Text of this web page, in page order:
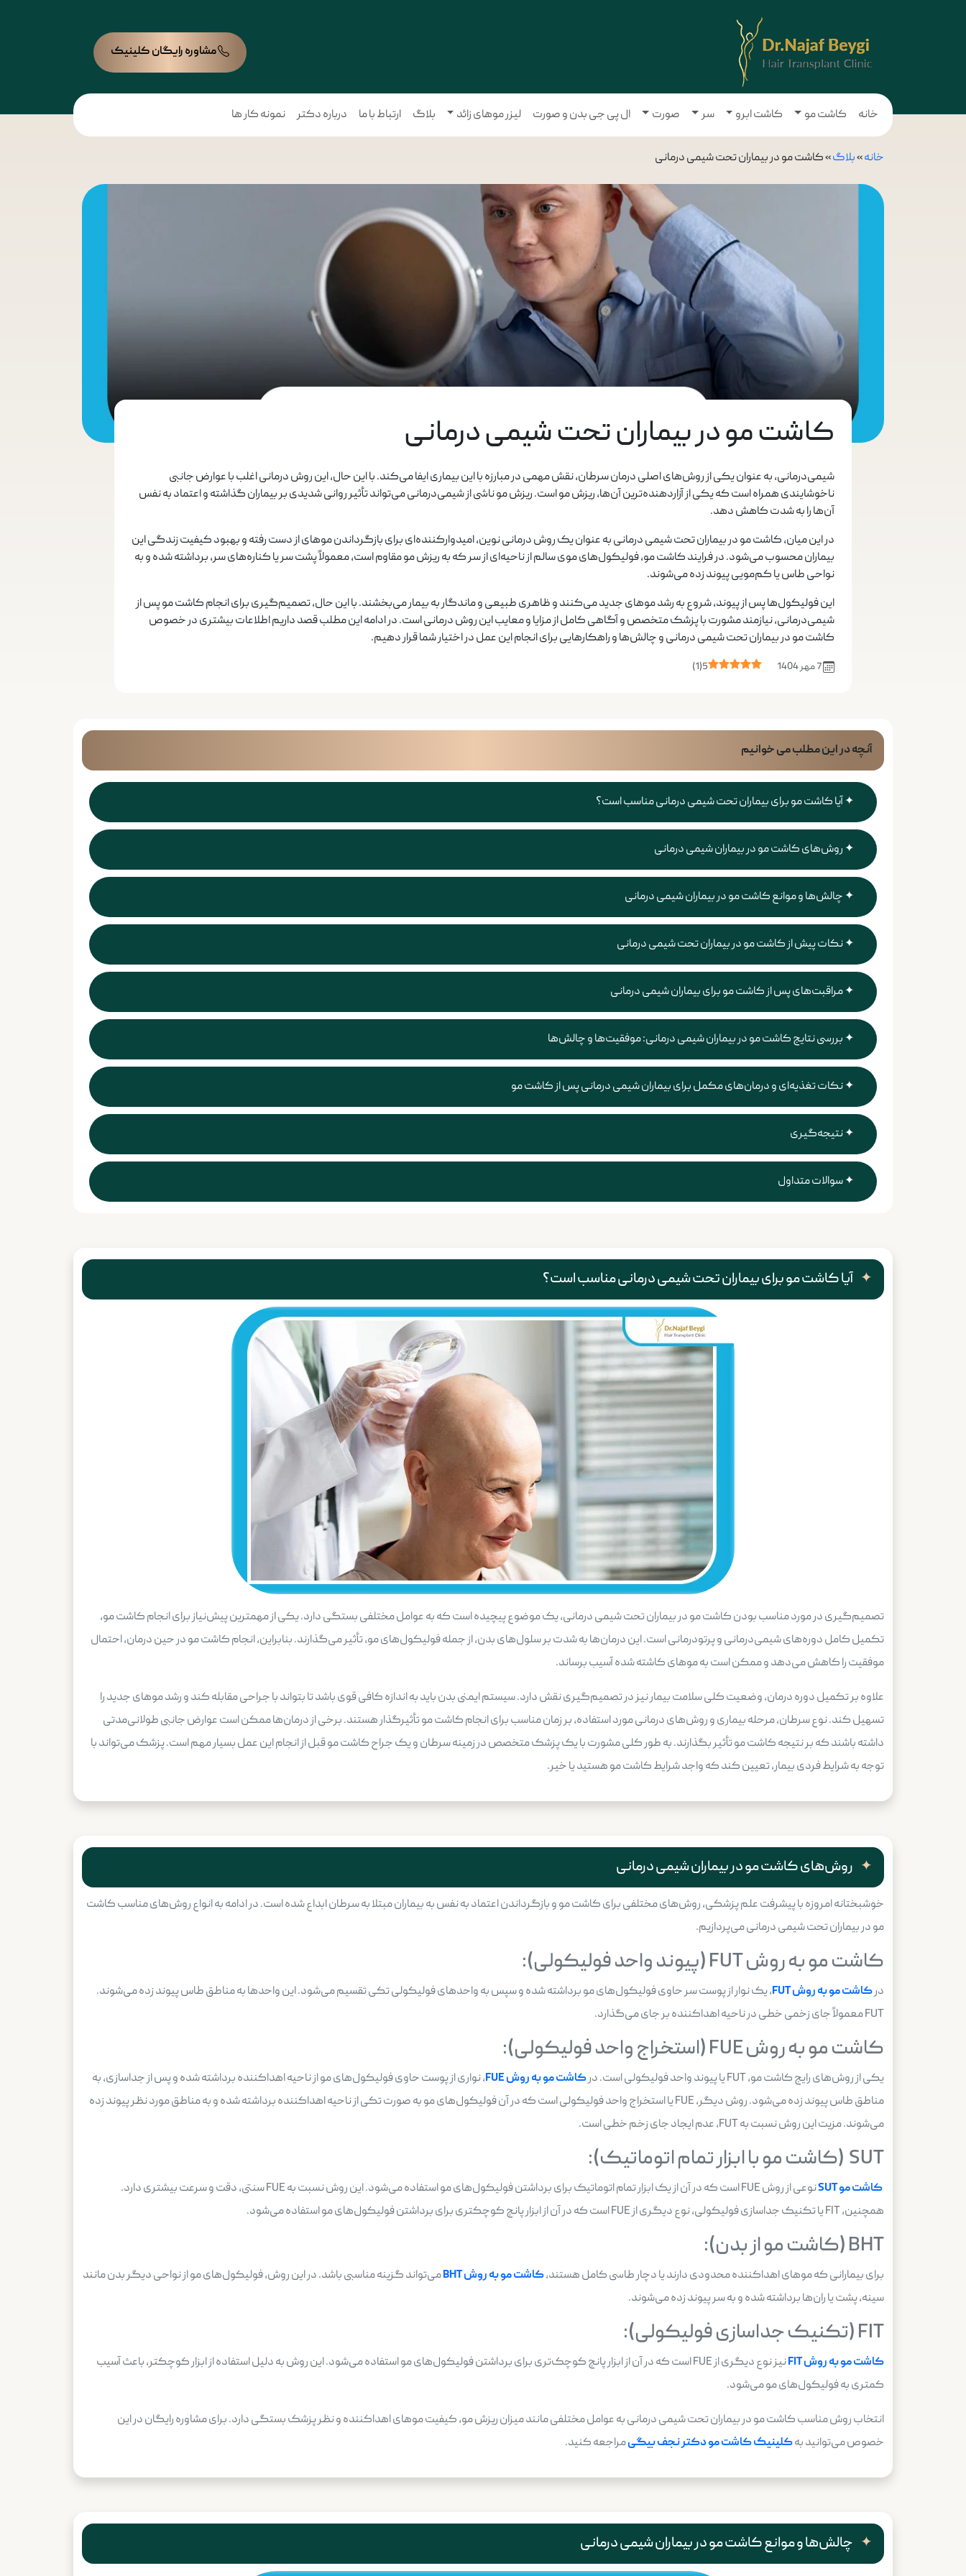
مشاوره رایگان کلینیک
خانه کاشت مو کاشت ابرو سر صورت ال پی جی بدن و صورت لیزر موهای زائد بلاگ ارتباط با ما درباره دکتر نمونه کار ها
خانه»بلاگ»کاشت مو در بیماران تحت شیمی درمانی
کاشت مو در بیماران تحت شیمی درمانی
شیمی‌درمانی، به عنوان یکی از روش‌های اصلی درمان سرطان، نقش مهمی در مبارزه با این بیماری ایفا می‌کند. با این حال، این روش درمانی اغلب با عوارض جانبی
ناخوشایندی همراه است که یکی از آزاردهنده‌ترین آن‌ها، ریزش مو است. ریزش مو ناشی از شیمی‌درمانی می‌تواند تأثیر روانی شدیدی بر بیماران گذاشته و اعتماد به نفس
آن‌ها را به شدت کاهش دهد.
در این میان، کاشت مو در بیماران تحت شیمی درمانی به عنوان یک روش درمانی نوین، امیدوارکننده‌ای برای بازگرداندن موهای از دست رفته و بهبود کیفیت زندگی این
بیماران محسوب می‌شود. در فرایند کاشت مو، فولیکول‌های موی سالم از ناحیه‌ای از سر که به ریزش مو مقاوم است، معمولاً پشت سر یا کناره‌های سر، برداشته شده و به
نواحی طاس یا کم‌مویی پیوند زده می‌شوند.
این فولیکول‌ها پس از پیوند، شروع به رشد موهای جدید می‌کنند و ظاهری طبیعی و ماندگار به بیمار می‌بخشند. با این حال، تصمیم‌گیری برای انجام کاشت مو پس از
شیمی‌درمانی، نیازمند مشورت با پزشک متخصص و آگاهی کامل از مزایا و معایب این روش درمانی است. در ادامه این مطلب قصد داریم اطلاعات بیشتری در خصوص
کاشت مو در بیماران تحت شیمی درمانی و چالش‌ها و راهکارهایی برای انجام این عمل در اختیار شما قرار دهیم.
5
(
1
)
آنچه در این مطلب می خوانیم
آیا کاشت مو برای بیماران تحت شیمی درمانی مناسب است؟
روش‌های کاشت مو در بیماران شیمی درمانی
چالش‌ها و موانع کاشت مو در بیماران شیمی درمانی
نکات پیش از کاشت مو در بیماران تحت شیمی درمانی
مراقبت‌های پس از کاشت مو برای بیماران شیمی درمانی
بررسی نتایج کاشت مو در بیماران شیمی درمانی: موفقیت‌ها و چالش‌ها
نکات تغذیه‌ای و درمان‌های مکمل برای بیماران شیمی درمانی پس از کاشت مو
نتیجه‌گیری
سوالات متداول
آیا کاشت مو برای بیماران تحت شیمی درمانی مناسب است؟
تصمیم‌گیری در مورد مناسب بودن کاشت مو در بیماران تحت شیمی درمانی، یک موضوع پیچیده است که به عوامل مختلفی بستگی دارد. یکی از مهمترین پیش‌نیاز برای انجام کاشت مو،
تکمیل کامل دوره‌های شیمی‌درمانی و پرتودرمانی است. این درمان‌ها به شدت بر سلول‌های بدن، از جمله فولیکول‌های مو، تأثیر می‌گذارند. بنابراین، انجام کاشت مو در حین درمان، احتمال
موفقیت را کاهش می‌دهد و ممکن است به موهای کاشته شده آسیب برساند.
علاوه بر تکمیل دوره درمان، وضعیت کلی سلامت بیمار نیز در تصمیم‌گیری نقش دارد. سیستم ایمنی بدن باید به اندازه کافی قوی باشد تا بتواند با جراحی مقابله کند و رشد موهای جدید را
تسهیل کند. نوع سرطان، مرحله بیماری و روش‌های درمانی مورد استفاده، بر زمان مناسب برای انجام کاشت مو تأثیرگذار هستند. برخی از درمان‌ها ممکن است عوارض جانبی طولانی‌مدتی
داشته باشند که بر نتیجه کاشت مو تأثیر بگذارند. به طور کلی مشورت با یک پزشک متخصص در زمینه سرطان و یک جراح کاشت مو قبل از انجام این عمل بسیار مهم است. پزشک می‌تواند با
توجه به شرایط فردی بیمار، تعیین کند که واجد شرایط کاشت مو هستید یا خیر.
روش‌های کاشت مو در بیماران شیمی درمانی
خوشبختانه امروزه با پیشرفت علم پزشکی، روش‌های مختلفی برای کاشت مو و بازگرداندن اعتماد به نفس به بیماران مبتلا به سرطان ابداع شده است. در ادامه به انواع روش‌های مناسب کاشت
مو در بیماران تحت شیمی درمانی می‌پردازیم.
کاشت مو به روش FUT (پیوند واحد فولیکولی):
درکاشت مو به روشFUT، یک نوار از پوست سر حاوی فولیکول‌های مو برداشته شده و سپس به واحدهای فولیکولی تکی تقسیم می‌شود. این واحدها به مناطق طاس پیوند زده می‌شوند.
FUT معمولاً جای زخمی خطی در ناحیه اهداکننده بر جای می‌گذارد.
کاشت مو به روش FUE (استخراج واحد فولیکولی):
یکی از روش‌های رایج کاشت مو، FUT یا پیوند واحد فولیکولی است. در کاشت مو به روشFUE، نواری از پوست حاوی فولیکول‌های مو از ناحیه اهداکننده برداشته شده و پس از جداسازی، به
مناطق طاس پیوند زده می‌شود. روش دیگر، FUE یا استخراج واحد فولیکولی است که در آن فولیکول‌های مو به صورت تکی از ناحیه اهداکننده برداشته شده و به مناطق مورد نظر پیوند زده
می‌شوند. مزیت این روش نسبت به FUT، عدم ایجاد جای زخم خطی است.
SUT (کاشت مو با ابزار تمام اتوماتیک):
کاشت مو SUT
نوعی از روش FUE است که در آن از یک ابزار تمام اتوماتیک برای برداشتن فولیکول‌های مو استفاده می‌شود. این روش نسبت به FUE سنتی، دقت و سرعت بیشتری دارد.
همچنین، FIT یا تکنیک جداسازی فولیکولی، نوع دیگری از FUE است که در آن از ابزار پانچ کوچکتری برای برداشتن فولیکول‌های مو استفاده می‌شود.
BHT (کاشت مو از بدن):
برای بیمارانی که موهای اهداکننده محدودی دارند یا دچار طاسی کامل هستند،کاشت مو به روشBHTمی‌تواند گزینه مناسبی باشد. در این روش، فولیکول‌های مو از نواحی دیگر بدن مانند
سینه، پشت یا ران‌ها برداشته شده و به سر پیوند زده می‌شوند.
FIT (تکنیک جداسازی فولیکولی):
کاشت مو به روشFIT
نیز نوع دیگری از FUE است که در آن از ابزار پانچ کوچک‌تری برای برداشتن فولیکول‌های مو استفاده می‌شود. این روش به دلیل استفاده از ابزار کوچکتر، باعث آسیب
کمتری به فولیکول‌های مو می‌شود.
انتخاب روش مناسب کاشت مو در بیماران تحت شیمی درمانی به عوامل مختلفی مانند میزان ریزش مو، کیفیت موهای اهداکننده و نظر پزشک بستگی دارد. برای مشاوره رایگان در این
خصوص می‌توانید بهکلینیک کاشت مو دکتر نجف بیگیمراجعه کنید.
چالش‌ها و موانع کاشت مو در بیماران شیمی درمانی